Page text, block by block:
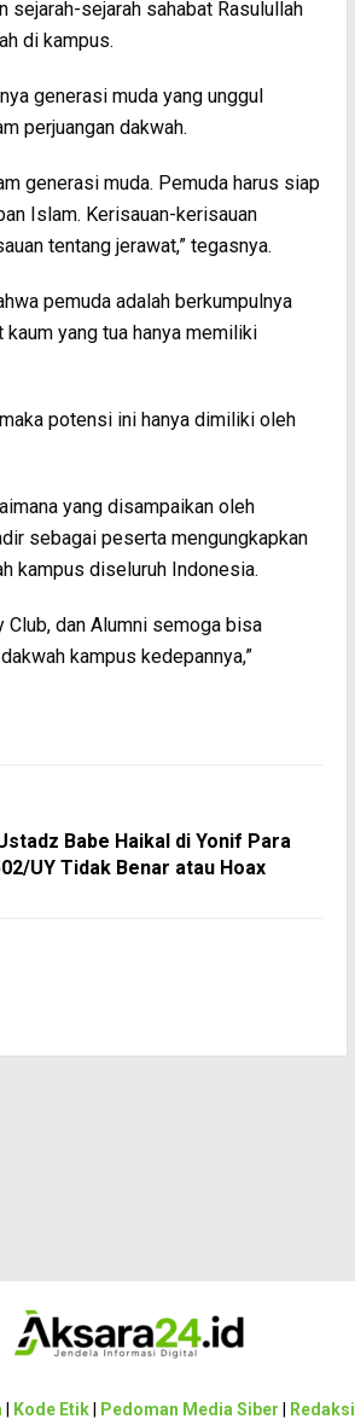
sejarah-sejarah sahabat Rasulullah
di kampus.
generasi muda yang unggul
perjuangan dakwah.
generasi muda. Pemuda harus siap
Islam. Kerisauan-kerisauan
tentang jerawat,” tegasnya.
pemuda adalah berkumpulnya
kaum yang tua hanya memiliki
potensi ini hanya dimiliki oleh
yang disampaikan oleh
sebagai peserta mengungkapkan
kampus diseluruh Indonesia.
Club, dan Alumni semoga bisa
kampus kedepannya,”
Babe Haikal di Yonif Para
UY Tidak Benar atau Hoax
Kode Etik Pedoman Media Siber Redaksi